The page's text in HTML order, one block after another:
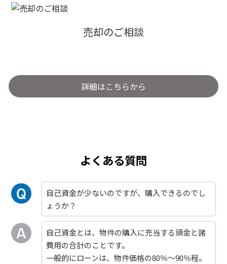
売却のご相談
詳細はこちらから
よくある質問
自己資金が少ないのですが、購入できるのでし
ょうか？
自己資金とは、物件の購入に充当する頭金と諸
費用の合計のことです。
一般的にローンは、物件価格の80％～90％程。